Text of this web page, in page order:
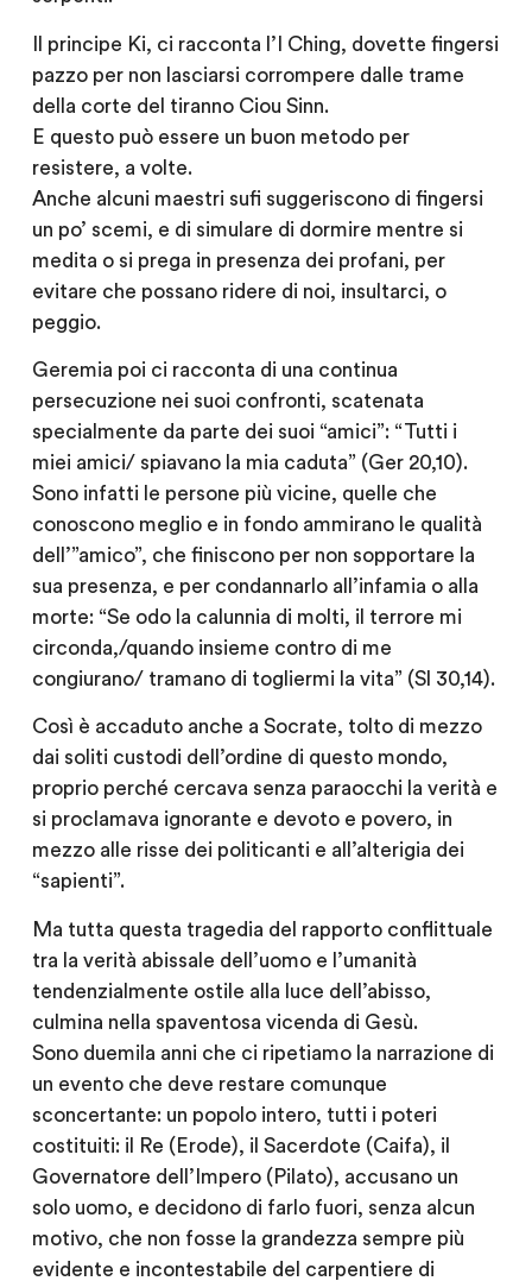
Il principe Ki, ci racconta l’I Ching, dovette fingersi
pazzo per non lasciarsi corrompere dalle trame
della corte del tiranno Ciou Sinn.
E questo può essere un buon metodo per
resistere, a volte.
Anche alcuni maestri sufi suggeriscono di fingersi
un po’ scemi, e di simulare di dormire mentre si
medita o si prega in presenza dei profani, per
evitare che possano ridere di noi, insultarci, o
peggio.
Geremia poi ci racconta di una continua
persecuzione nei suoi confronti, scatenata
specialmente da parte dei suoi “amici”: “Tutti i
miei amici/ spiavano la mia caduta” (Ger 20,10).
Sono infatti le persone più vicine, quelle che
conoscono meglio e in fondo ammirano le qualità
dell’”amico”, che finiscono per non sopportare la
sua presenza, e per condannarlo all’infamia o alla
morte: “Se odo la calunnia di molti, il terrore mi
circonda,/quando insieme contro di me
congiurano/ tramano di togliermi la vita” (Sl 30,14).
Così è accaduto anche a Socrate, tolto di mezzo
dai soliti custodi dell’ordine di questo mondo,
proprio perché cercava senza paraocchi la verità e
si proclamava ignorante e devoto e povero, in
mezzo alle risse dei politicanti e all’alterigia dei
“sapienti”.
Ma tutta questa tragedia del rapporto conflittuale
tra la verità abissale dell’uomo e l’umanità
tendenzialmente ostile alla luce dell’abisso,
culmina nella spaventosa vicenda di Gesù.
Sono duemila anni che ci ripetiamo la narrazione di
un evento che deve restare comunque
sconcertante: un popolo intero, tutti i poteri
costituiti: il Re (Erode), il Sacerdote (Caifa), il
Governatore dell’Impero (Pilato), accusano un
solo uomo, e decidono di farlo fuori, senza alcun
motivo, che non fosse la grandezza sempre più
evidente e incontestabile del carpentiere di